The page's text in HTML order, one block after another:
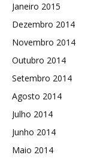
Janeiro 2015
Dezembro 2014
Novembro 2014
Outubro 2014
Setembro 2014
Agosto 2014
Julho 2014
Junho 2014
Maio 2014